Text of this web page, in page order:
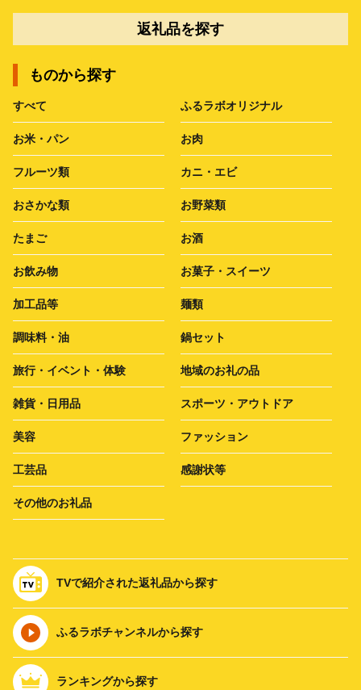
返礼品を探す
ものから探す
すべて ふるラボオリジナル
お米・パン お肉
フルーツ類 カニ・エビ
おさかな類 お野菜類
たまご お酒
お飲み物 お菓子・スイーツ
加工品等 麺類
調味料・油 鍋セット
旅行・イベント・体験 地域のお礼の品
雑貨・日用品 スポーツ・アウトドア
美容 ファッション
工芸品 感謝状等
その他のお礼品
TVで紹介された返礼品から探す
ふるラボチャンネルから探す
ランキングから探す